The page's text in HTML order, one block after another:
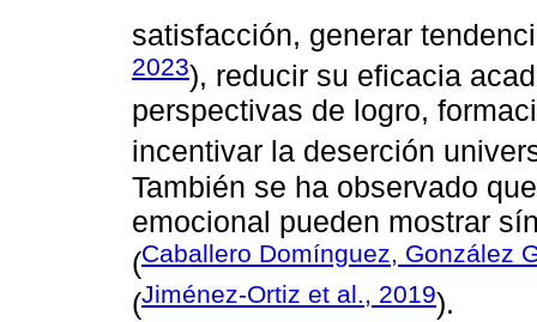
satisfacción, generar
2023), reducir su eficacia
perspectivas de logro,
incentivar la deserción
También se ha observado
emocional pueden mostrar
(Caballero Domínguez, González
(Jiménez-Ortiz et al., 2019).